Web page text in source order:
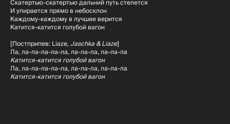
Скатертью-скатертью дальний путь стелется
И упирается прямо в небосклон
Каждому-каждому в лучшее верится
Катится-катится голубой вагон
[Постприпев: Liaze,Jaschka & Liaze]
Ла, ла-ла-ла-ла-ла, ла-ла-ла, ла-ла-ла
Катится-катится голубой вагон
Ла, ла-ла-ла-ла-ла, ла-ла-ла, ла-ла-ла
Катится-катится голубой вагон
Пришлите ссылку на карточку
исполнителя в Яндекс Музыке
(если ранее уже издавали треки)